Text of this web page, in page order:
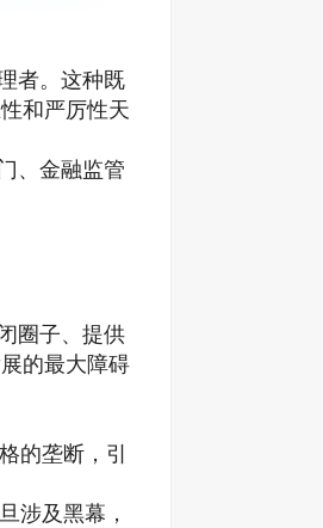
者。这种既
和严厉性天
、金融监管
圈子、提供
的最大障碍
的垄断，引
涉及黑幕，